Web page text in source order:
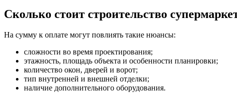
Сколько стоит строительство
На сумму к оплате могут повлиять такие нюансы:
сложности во время проектирования;
этажность, площадь объекта и особенности планировки;
количество окон, дверей и ворот;
тип внутренней и внешней отделки;
наличие дополнительного оборудования.